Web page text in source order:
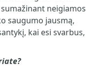
neigiamos
saugumo jausmą,
kai esi svarbus,